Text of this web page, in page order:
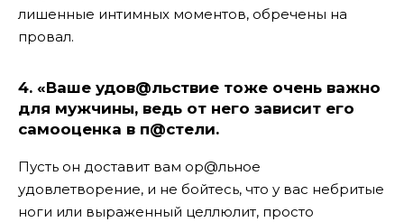
лишенные интимных моментов, обречены на
провал.
4. «Ваше удов@льствие тоже очень важно
для мужчины, ведь от него зависит его
самооценка в п@стели.
Пусть он доставит вам ор@льное
удовлетворение, и не бойтесь, что у вас небритые
ноги или выраженный целлюлит, просто